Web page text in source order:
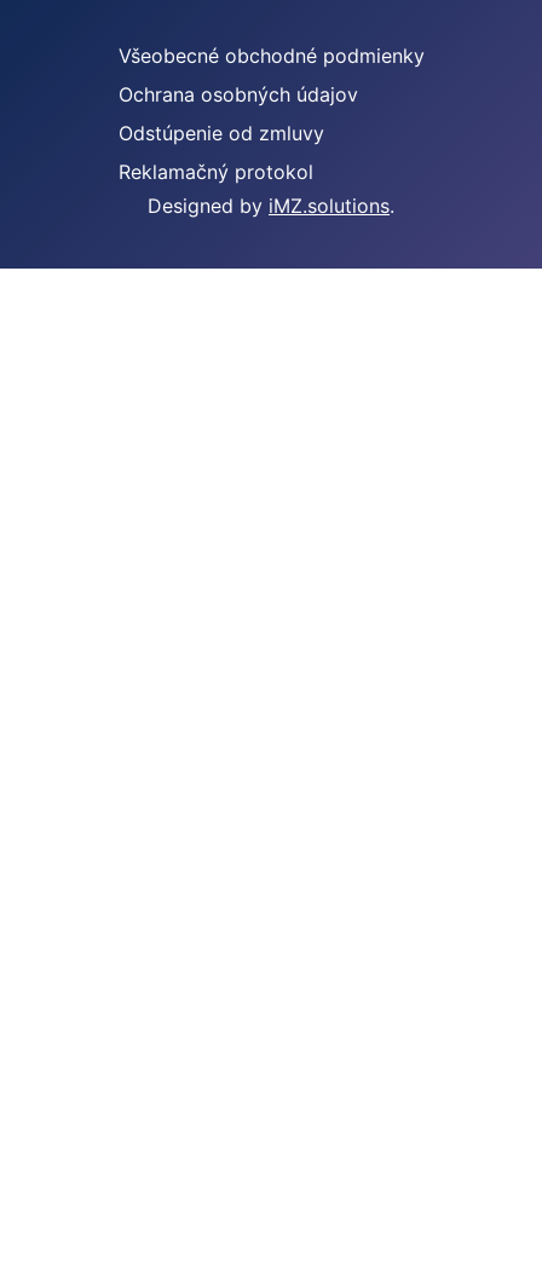
Všeobecné obchodné podmienky
Ochrana osobných údajov
Odstúpenie od zmluvy
Reklamačný protokol
Designed by iMZ.solutions.